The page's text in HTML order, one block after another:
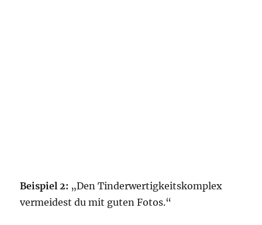
Beispiel 2: „Den Tinderwertigkeitskomplex
vermeidest du mit guten Fotos.“